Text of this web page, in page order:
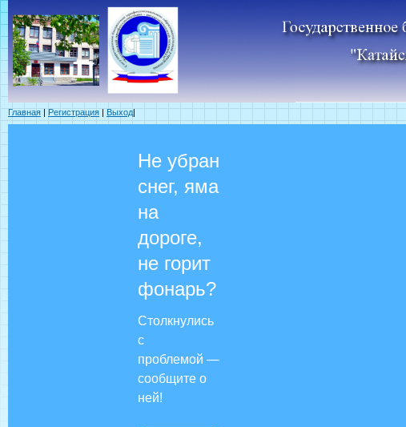
Главная | Регистрация | Выход|
Не убран
снег, яма
на
дороге,
не горит
фонарь?
Столкнулись
с
проблемой —
сообщите о
ней!